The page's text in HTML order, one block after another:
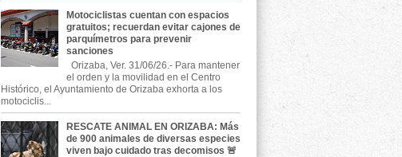
Motociclistas cuentan con espacios
gratuitos; recuerdan evitar cajones de
parquímetros para prevenir
sanciones
Orizaba, Ver. 31/06/26.- Para mantener
el orden y la movilidad en el Centro
Histórico, el Ayuntamiento de Orizaba exhorta a los
motociclis...
RESCATE ANIMAL EN ORIZABA: Más
de 900 animales de diversas especies
viven bajo cuidado tras decomisos 🚨